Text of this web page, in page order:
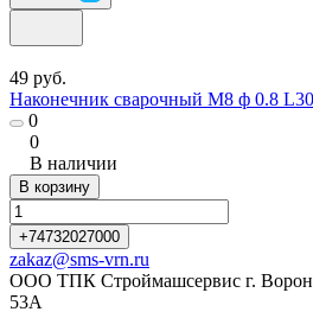
49 руб.
Наконечник сварочный М8 ф 0.8 L30
0
0
В наличии
В корзину
+74732027000
zakaz@sms-vrn.ru
ООО ТПК Строймашсервис г.
53А